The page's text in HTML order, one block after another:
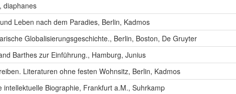
diaphanes
Leben nach dem Paradies, Berlin, Kadmos
Globalisierungsgeschichte., Berlin, Boston, De Gruyter
Barthes zur Einführung., Hamburg, Junius
Literaturen ohne festen Wohnsitz, Berlin, Kadmos
intellektuelle Biographie, Frankfurt a.M., Suhrkamp